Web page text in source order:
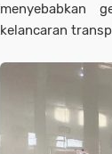
menyebabkan
kelancaran